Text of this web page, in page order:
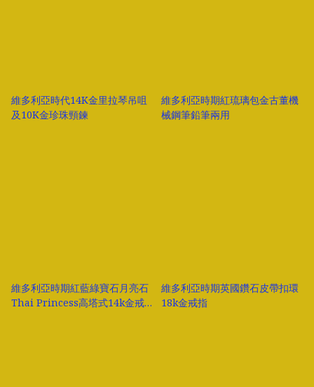
維多利亞時代14K金里拉琴吊咀
及10K金珍珠頸鍊
維多利亞時期紅琉璃包金古董機
械鋼筆鉛筆兩用
維多利亞時期紅藍綠寶石月亮石
Thai Princess高塔式14k金戒
維多利亞時期英國鑽石皮帶扣環
18k金戒指